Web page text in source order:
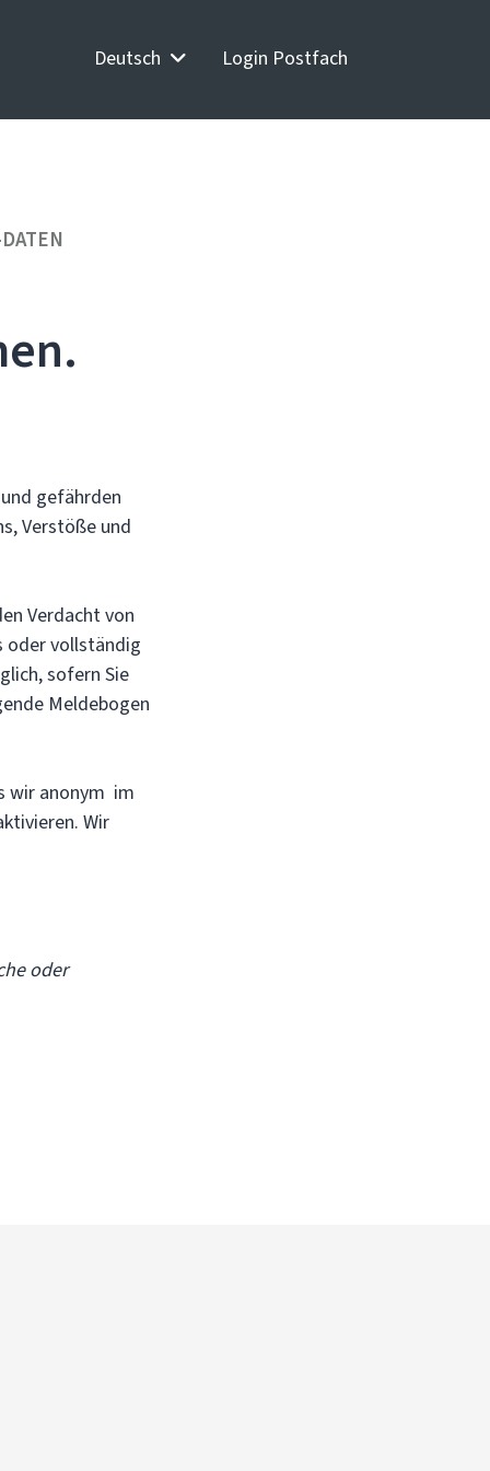
Deutsch Login Postfach
gefährden
Verstöße und
Verdacht von
oder vollständig
sofern Sie
Meldebogen
wir anonym im
Wir
oder